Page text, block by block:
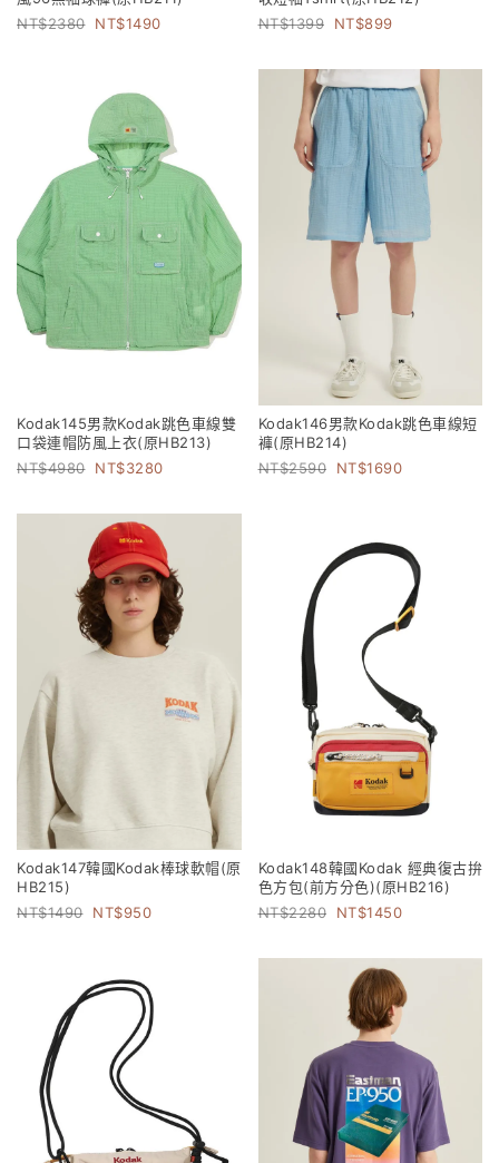
2380
1490
1399
899
Kodak145男款Kodak跳色車線雙
口袋連帽防風上衣(原HB213)
4980
3280
Kodak146男款Kodak跳色車線短
褲(原HB214)
2590
1690
Kodak147韓國Kodak棒球軟帽(原
HB215)
1490
950
Kodak148韓國Kodak 經典復古拚
色方包(前方分色)(原HB216)
2280
1450